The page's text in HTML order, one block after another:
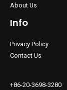
About Us
Info
Privacy Policy
Contact Us
+86-20-3698-3280